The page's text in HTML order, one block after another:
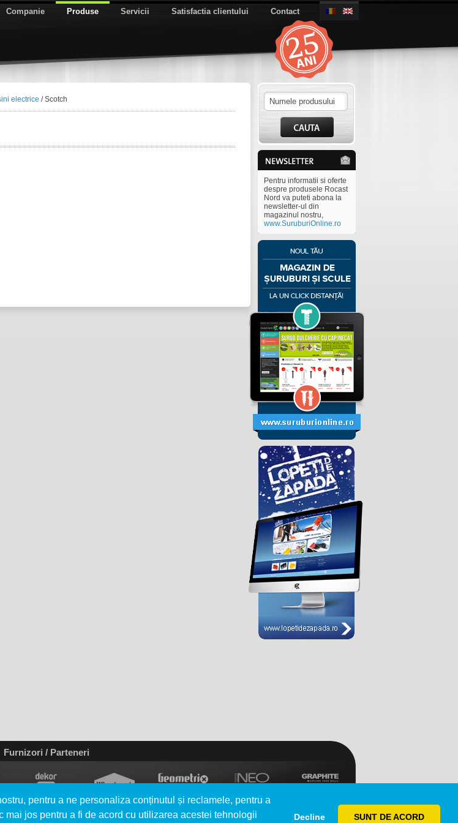
pentru a ne personaliza conținutul și reclamele, pentru a
jos pentru a fi de acord cu utilizarea acestei tehnologii
Decline SUNT DE ACORD
Companie Produse Servicii Satisfactia clientului Contact
electrice / Scotch
Pentru informatii si oferte
despre produsele Rocast
Nord va puteti abona la
newsletter-ul din
magazinul nostru,
www.SuruburiOnline.ro
Furnizori / Parteneri